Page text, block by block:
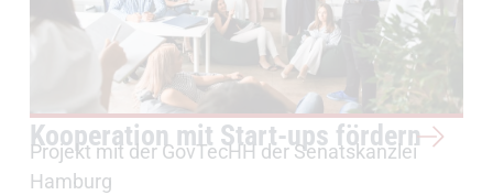
Kooperation mit Start-ups fördern
Projekt mit der GovTecHH der Senatskanzlei
Hamburg